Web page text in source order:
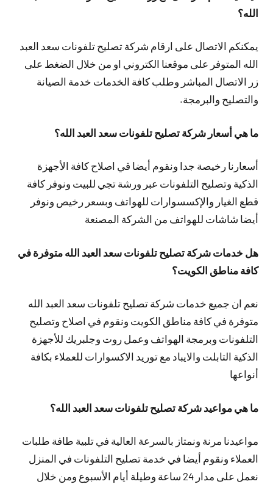
الله؟
يمكنكم الاتصال على ارقام شركة تصليح تلفونات سعد العبد
الله المتوفر على موقعنا الكتروني او من خلال الضغط على
زر الاتصال المباشر وطلب كافة الخدمات خدمة الصيانة
والتصليح والبرمجة.
ما هي أسعار شركة تصليح تلفونات سعد العبد الله؟
أسعارنا رخيصة جدا ونقوم أيضا قي اصلاح كافة الأجهزة
الذكية وتصليح التلفونات عبر ورشة تجي للبيت ونوفر كافة
قطع الغيار والإكسسوارات للهواتف وبسعر رخيص ونوفر
أيضا شاشات للهواتف من الشركة المصنعة
هل خدمات شركة تصليح تلفونات سعد العبد الله متوفرة في
كافة مناطق الكويت؟
نعم ان جميع خدمات شركة تصليح تلفونات سعد العبد الله
متوفرة في كافة مناطق الكويت ونقوم في اصلاح وتصليح
التلفونات وبرمجة الهواتف وعمل روت وجلبريك للأجهزة
الذكية التابلت والايباد مع توريد الاكسوارات للعملاء بكافة
أنواعها
ما هي مواعيد شركة تصليح تلفونات سعد العبد الله؟
مواعيدنا مرنة ونمتاز بالسرعة العالية في تلبية طافة طلبات
العملاء ونقوم أيضا في خدمة تصليح التلفونات في المنزل
نعمل على مدار 24 ساعة وطيلة أيام الأسبوع ومن خلال